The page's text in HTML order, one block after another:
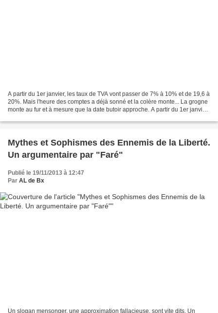
A partir du 1er janvier, les taux de TVA vont passer de 7% à 10% et de 19,6 à
20%. Mais l'heure des comptes a déjà sonné et la colère monte... La grogne
monte au fur et à mesure que la date butoir approche. A partir du 1er janvier
Mythes et Sophismes des Ennemis de la Liberté.
Un argumentaire par "Faré"
Publié le 19/11/2013 à 12:47
Par AL de Bx
Un slogan mensonger, une approximation fallacieuse, sont vite dits. Un